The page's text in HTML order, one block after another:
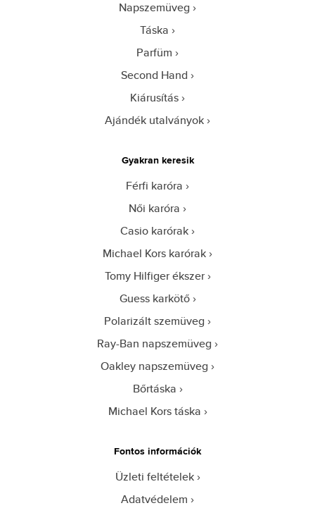
Napszemüveg
Táska
Parfüm
Second Hand
Kiárusítás
Ajándék utalványok
Gyakran keresik
Férfi karóra
Női karóra
Casio karórak
Michael Kors karórak
Tomy Hilfiger ékszer
Guess karkötő
Polarizált szemüveg
Ray-Ban napszemüveg
Oakley napszemüveg
Bőrtáska
Michael Kors táska
Fontos információk
Üzleti feltételek
Adatvédelem